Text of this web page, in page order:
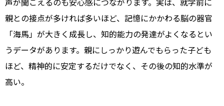
親との接点が多ければ多いほど、記憶にかかわる脳の器官
「海馬」が大きく成長し、知的能力の発達がよくなるとい
うデータがあります。親にしっかり遊んでもらった子ども
ほど、精神的に安定するだけでなく、その後の知的水準が
高い。